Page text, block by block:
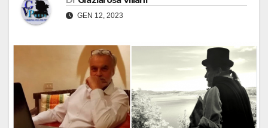
GEN 12, 2023